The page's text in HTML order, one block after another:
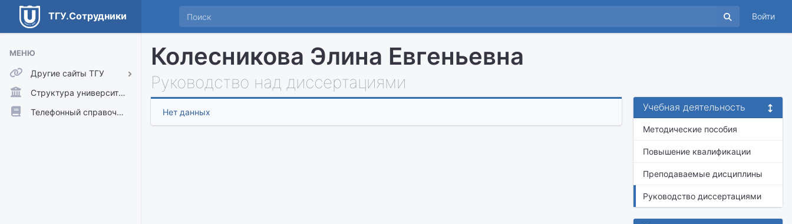
ТГУ.Сотрудники Войти
МЕНЮ
Другие сайты ТГУ
ТГУ.Аккаунты
ТГУ.Расписание
Структура университета
Телефонный справочник
Колесникова Элина Евгеньевна
Руководство над диссертациями
Нет данных Учебная деятельность
Методические пособия
Повышение квалификации
Преподаваемые дисциплины
Руководство диссертациями